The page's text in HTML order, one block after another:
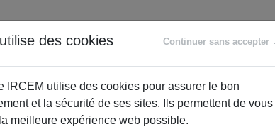
RETRAITE
ACCOMPAGNEMENT
des cookies Continuer sans accepter
IRCEM utilise des cookies pour assurer le bon
et la sécurité de ses sites. Ils permettent de vous
meilleure expérience web possible.